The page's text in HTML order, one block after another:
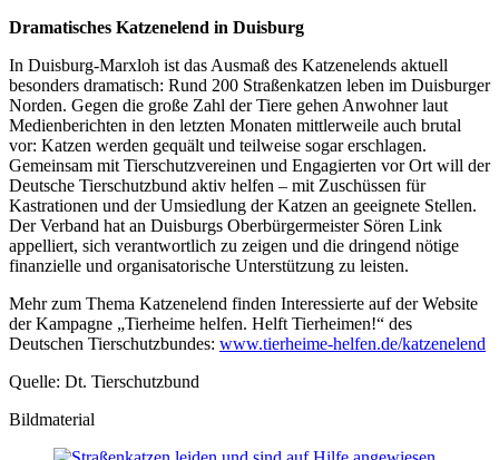
Dramatisches Katzenelend in Duisburg
In Duisburg-Marxloh ist das Ausmaß des Katzenelends aktuell
besonders dramatisch: Rund 200 Straßenkatzen leben im Duisburger
Norden. Gegen die große Zahl der Tiere gehen Anwohner laut
Medienberichten in den letzten Monaten mittlerweile auch brutal
vor: Katzen werden gequält und teilweise sogar erschlagen.
Gemeinsam mit Tierschutzvereinen und Engagierten vor Ort will der
Deutsche Tierschutzbund aktiv helfen – mit Zuschüssen für
Kastrationen und der Umsiedlung der Katzen an geeignete Stellen.
Der Verband hat an Duisburgs Oberbürgermeister Sören Link
appelliert, sich verantwortlich zu zeigen und die dringend nötige
finanzielle und organisatorische Unterstützung zu leisten.
Mehr zum Thema Katzenelend finden Interessierte auf der Website
der Kampagne „Tierheime helfen. Helft Tierheimen!“ des
Deutschen Tierschutzbundes: www.tierheime-helfen.de/katzenelend
Quelle: Dt. Tierschutzbund
Bildmaterial